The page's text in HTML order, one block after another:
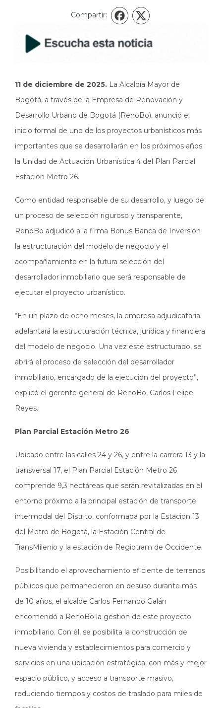
Compartir: Facebook
X
11 de diciembre de 2025. La Alcaldía Mayor de
Bogotá, a través de la Empresa de Renovación y
Desarrollo Urbano de Bogotá (RenoBo), anunció el
inicio formal de uno de los proyectos urbanísticos más
importantes que se desarrollarán en los próximos años:
la Unidad de Actuación Urbanística 4 del Plan Parcial
Estación Metro 26.
Como entidad responsable de su desarrollo, y luego de
un proceso de selección riguroso y transparente,
RenoBo adjudicó a la firma Bonus Banca de Inversión
la estructuración del modelo de negocio y el
acompañamiento en la futura selección del
desarrollador inmobiliario que será responsable de
ejecutar el proyecto urbanístico.
“En un plazo de ocho meses, la empresa adjudicataria
adelantará la estructuración técnica, jurídica y financiera
del modelo de negocio. Una vez esté estructurado, se
abrirá el proceso de selección del desarrollador
inmobiliario, encargado de la ejecución del proyecto”,
explicó el gerente general de RenoBo, Carlos Felipe
Reyes.
Plan Parcial Estación Metro 26
Ubicado entre las calles 24 y 26, y entre la carrera 13 y la
transversal 17, el Plan Parcial Estación Metro 26
comprende 9,3 hectáreas que serán revitalizadas en el
entorno próximo a la principal estación de transporte
intermodal del Distrito, conformada por la Estación 13
del Metro de Bogotá, la Estación Central de
TransMilenio y la estación de Regiotram de Occidente.
Posibilitando el aprovechamiento eficiente de terrenos
públicos que permanecieron en desuso durante más
de 10 años, el alcalde Carlos Fernando Galán
encomendó a RenoBo la gestión de este proyecto
inmobiliario. Con él, se posibilita la construcción de
nueva vivienda y establecimientos para comercio y
servicios en una ubicación estratégica, con más y mejor
espacio público, y acceso a transporte masivo,
reduciendo tiempos y costos de traslado para miles de